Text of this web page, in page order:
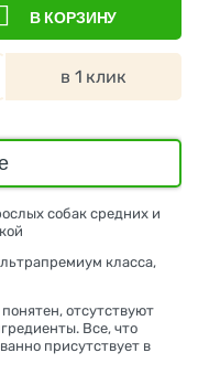
В КОРЗИНУ
в 1 клик
собак средних и
класса,
отсутствуют
Все, что
присутствует в